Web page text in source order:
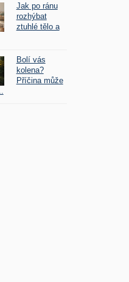
Jak po ránu
rozhýbat
ztuhlé tělo a
Bolí vás
kolena?
Příčina může